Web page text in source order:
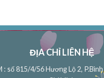
ĐỊA CHỈ LIÊN HỆ
: số 815/4/56 Hương Lộ 2,